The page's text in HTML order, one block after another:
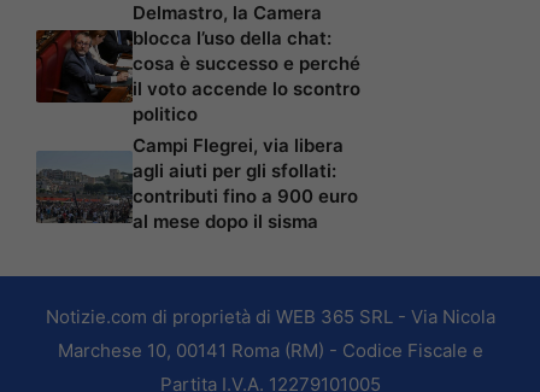
Delmastro, la Camera
blocca l’uso della chat:
cosa è successo e perché
il voto accende lo scontro
politico
Campi Flegrei, via libera
agli aiuti per gli sfollati:
contributi fino a 900 euro
al mese dopo il sisma
Notizie.com di proprietà di WEB 365 SRL - Via Nicola
Marchese 10, 00141 Roma (RM) - Codice Fiscale e
Partita I.V.A. 12279101005